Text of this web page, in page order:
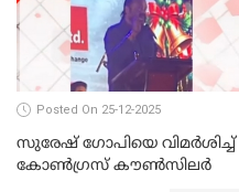
Posted On 25-12-2025
സുരേഷ് ഗോപിയെ വിമര്‍ശിച്ച്
കോണ്‍ഗ്രസ് കൗണ്‍സിലര്‍